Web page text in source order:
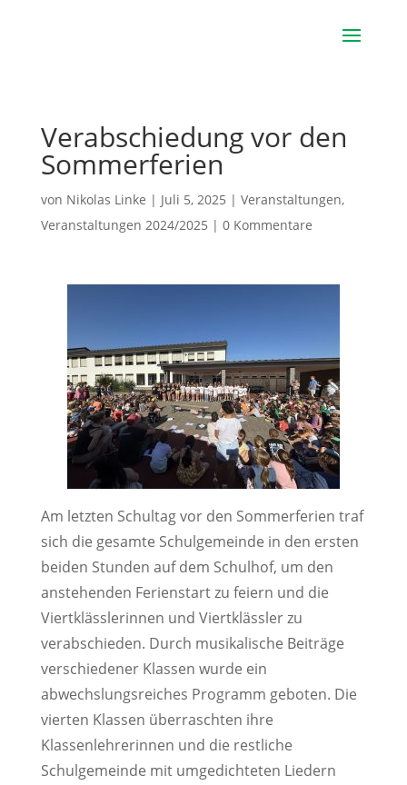
Verabschiedung vor den
Sommerferien
von Nikolas Linke | Juli 5, 2025 | Veranstaltungen,
Veranstaltungen 2024/2025 | 0 Kommentare
Am letzten Schultag vor den Sommerferien traf
sich die gesamte Schulgemeinde in den ersten
beiden Stunden auf dem Schulhof, um den
anstehenden Ferienstart zu feiern und die
Viertklässlerinnen und Viertklässler zu
verabschieden. Durch musikalische Beiträge
verschiedener Klassen wurde ein
abwechslungsreiches Programm geboten. Die
vierten Klassen überraschten ihre
Klassenlehrerinnen und die restliche
Schulgemeinde mit umgedichteten Liedern